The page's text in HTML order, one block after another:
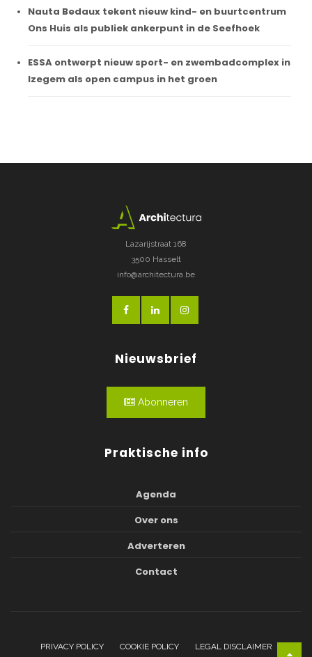
Nauta Bedaux tekent nieuw kind- en buurtcentrum
Ons Huis als publiek ankerpunt in de Seefhoek
ESSA ontwerpt nieuw sport- en zwembadcomplex in
Izegem als open campus in het groen
Lazarijstraat 168
3500 Hasselt
info@architectura.be
Nieuwsbrief
Abonneren
Praktische info
Agenda
Over ons
Adverteren
Contact
PRIVACY POLICY COOKIE POLICY LEGAL DISCLAIMER